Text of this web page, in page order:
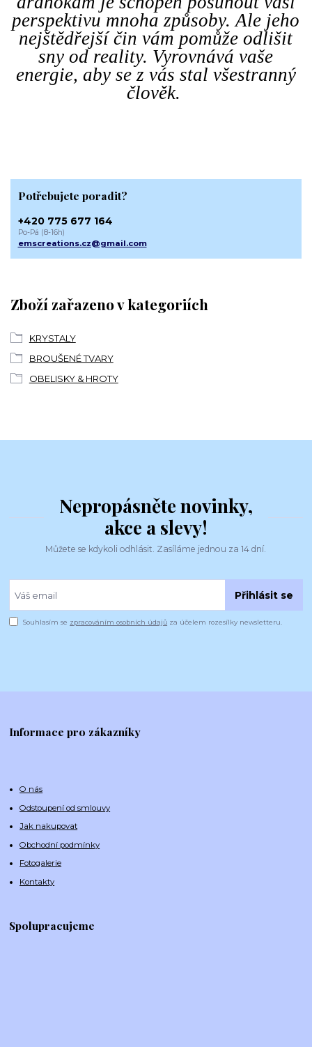
perspektivu mnoha způsoby. Ale jeho
nejštědřejší čin vám pomůže odlišit
sny od reality. Vyrovnává vaše
energie, aby se z vás stal všestranný
člověk.
Zboží zařazeno v kategoriích
KRYSTALY
BROUŠENÉ TVARY
OBELISKY & HROTY
Potřebujete poradit?
+420 775 677 164
Po-Pá (8-16h)
emscreations.cz@gmail.com
Nepropásněte novinky,
akce a slevy!
Můžete se kdykoli odhlásit. Zasíláme jednou za 14 dní.
Přihlásit se
Souhlasím se zpracováním osobních údajů za účelem rozesílky newsletteru.
Informace pro zákazníky
O nás
Odstoupení od smlouvy
Jak nakupovat
Obchodní podmínky
Fotogalerie
Kontakty
Spolupracujeme